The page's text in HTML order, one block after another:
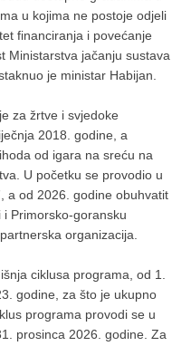
u kojima ne postoje odjeli
financiranja i povećanje
Ministarstva jačanju sustava
je ministar Habijan.
za žrtve i svjedoke
2018. godine, a
od igara na sreću na
U početku se provodio u
a od 2026. godine obuhvatit
Primorsko-goransku
organizacija.
ciklusa programa, od 1.
godine, za što je ukupno
programa provodi se u
prosinca 2026. godine. Za